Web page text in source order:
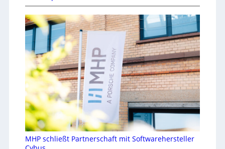
MHP schließt Partnerschaft mit Softwarehersteller